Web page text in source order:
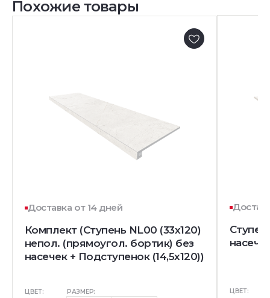
Похожие товары
Доставка от 14 дней
Комплект (Ступень NL00 (33x120)
непол. (прямоугол. бортик) без
насечек + Подступенок (14,5x120))
ЦВЕТ: РАЗМЕР: ЦВЕТ: